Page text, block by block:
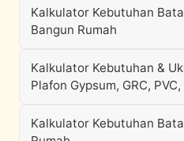
Kalkulator Kebutuhan
Bangun Rumah
Kalkulator Kebutuhan &
Plafon Gypsum, GRC,
Kalkulator Kebutuhan